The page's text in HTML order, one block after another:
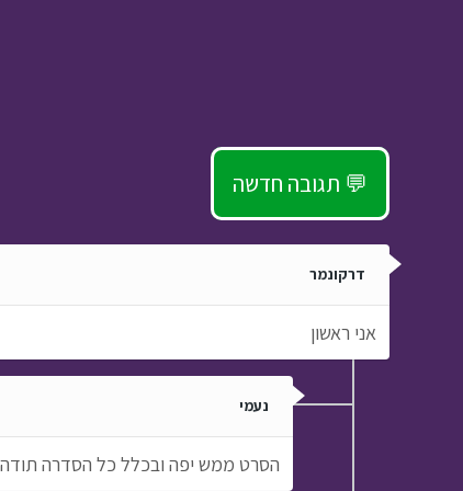
תגובה חדשה 💬
דרקונמר
אני ראשון
נעמי
הסרט ממש יפה ובכלל כל הסדרה תודה